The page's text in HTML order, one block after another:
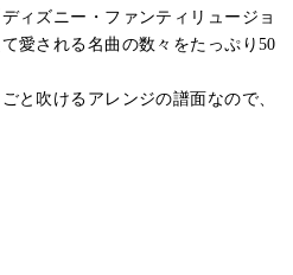
ィズニー・ファンティリュージョ
愛される名曲の数々をたっぷり50
と吹けるアレンジの譜面なので、